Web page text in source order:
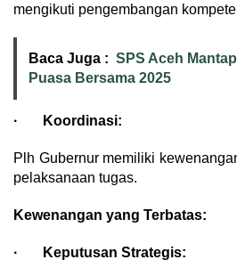
mengikuti pengembangan
Baca Juga : SPS Aceh
Puasa Bersama 2025
· Koordinasi:
Plh Gubernur memiliki
pelaksanaan tugas.
Kewenangan yang Terbatas:
· Keputusan Strategis: